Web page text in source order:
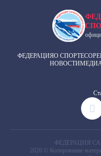
ФЕДЕРАЦИЯО СПОРТЕ
НОВОСТИ
ФЕДЕРАЦИЯ
2026 © Копирование